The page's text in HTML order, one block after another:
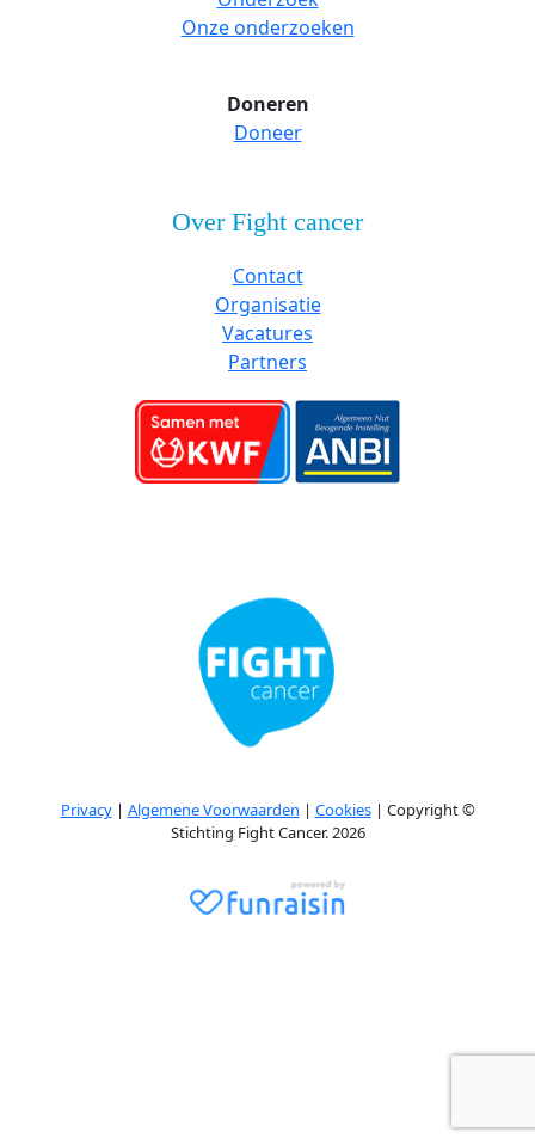
Onze onderzoeken
Doneren
Doneer
Over Fight cancer
Contact
Organisatie
Vacatures
Partners
Privacy| Algemene Voorwaarden | Cookies| Copyright ©
Stichting Fight Cancer. 2026